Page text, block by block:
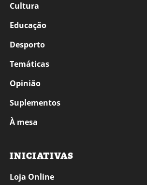
Cultura
Educação
Desporto
Temáticas
Opinião
Suplementos
À mesa
INICIATIVAS
Loja Online